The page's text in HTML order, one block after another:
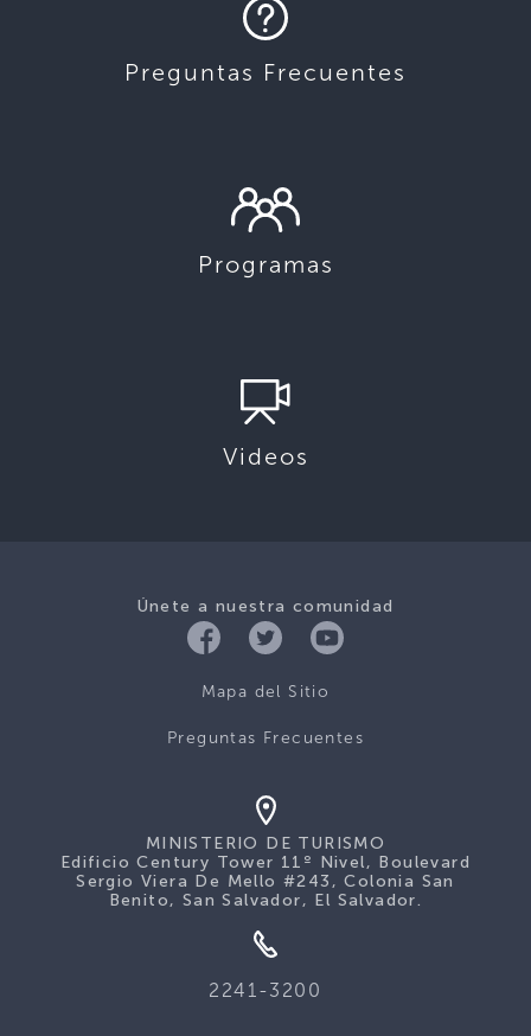
Preguntas Frecuentes
Programas
Videos
Únete a nuestra comunidad
Mapa del Sitio
Preguntas Frecuentes
MINISTERIO DE TURISMO
Edificio Century Tower 11º Nivel, Boulevard
Sergio Viera De Mello #243, Colonia San
Benito, San Salvador, El Salvador.
2241-3200